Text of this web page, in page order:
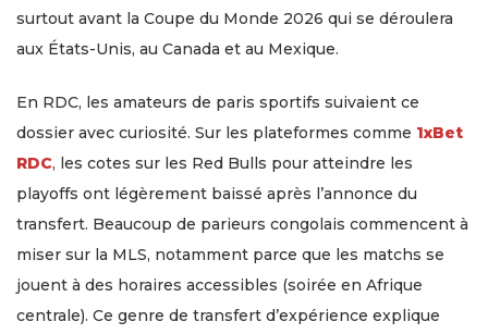
surtout avant la Coupe du Monde 2026 qui se déroulera
aux États-Unis, au Canada et au Mexique.
En RDC, les amateurs de paris sportifs suivaient ce
dossier avec curiosité. Sur les plateformes comme 1xBet
RDC, les cotes sur les Red Bulls pour atteindre les
playoffs ont légèrement baissé après l’annonce du
transfert. Beaucoup de parieurs congolais commencent à
miser sur la MLS, notamment parce que les matchs se
jouent à des horaires accessibles (soirée en Afrique
centrale). Ce genre de transfert d’expérience explique